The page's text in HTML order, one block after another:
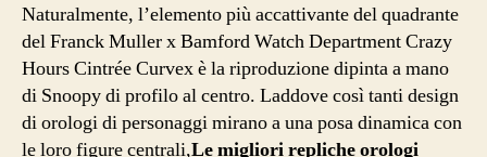
Naturalmente, l’elemento più accattivante del quadrante
del Franck Muller x Bamford Watch Department Crazy
Hours Cintrée Curvex è la riproduzione dipinta a mano
di Snoopy di profilo al centro. Laddove così tanti design
di orologi di personaggi mirano a una posa dinamica con
le loro figure centrali,Le migliori repliche orologi